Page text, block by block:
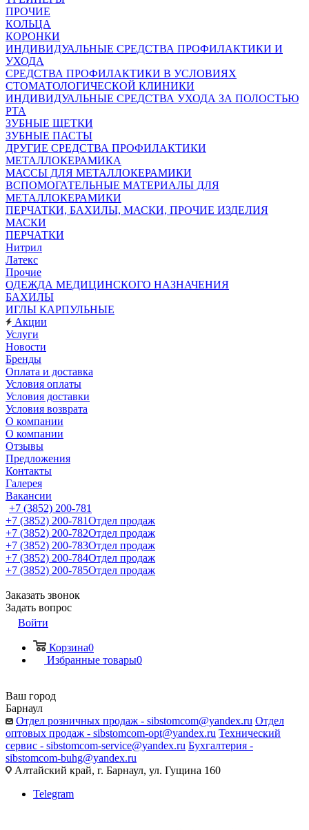
ПРОЧИЕ
КОЛЬЦА
КОРОНКИ
ИНДИВИДУАЛЬНЫЕ СРЕДСТВА ПРОФИЛАКТИКИ И
УХОДА
СРЕДСТВА ПРОФИЛАКТИКИ В УСЛОВИЯХ
СТОМАТОЛОГИЧЕСКОЙ КЛИНИКИ
ИНДИВИДУАЛЬНЫЕ СРЕДСТВА УХОДА ЗА ПОЛОСТЬЮ
РТА
ЗУБНЫЕ ЩЕТКИ
ЗУБНЫЕ ПАСТЫ
ДРУГИЕ СРЕДСТВА ПРОФИЛАКТИКИ
МЕТАЛЛОКЕРАМИКА
МАССЫ ДЛЯ МЕТАЛЛОКЕРАМИКИ
ВСПОМОГАТЕЛЬНЫЕ МАТЕРИАЛЫ ДЛЯ
МЕТАЛЛОКЕРАМИКИ
ПЕРЧАТКИ, БАХИЛЫ, МАСКИ, ПРОЧИЕ ИЗДЕЛИЯ
МАСКИ
ПЕРЧАТКИ
Нитрил
Латекс
Прочие
ОДЕЖДА МЕДИЦИНСКОГО НАЗНАЧЕНИЯ
БАХИЛЫ
ИГЛЫ КАРПУЛЬНЫЕ
Акции
Услуги
Новости
Бренды
Оплата и доставка
Условия оплаты
Условия доставки
Условия возврата
О компании
О компании
Отзывы
Предложения
Контакты
Галерея
Вакансии
+7 (3852) 200-781
+7 (3852) 200-781Отдел продаж
+7 (3852) 200-782Отдел продаж
+7 (3852) 200-783Отдел продаж
+7 (3852) 200-784Отдел продаж
+7 (3852) 200-785Отдел продаж
Заказать звонок
Задать вопрос
Войти
Корзина0
Избранные товары0
Ваш город
Барнаул
Отдел розничных продаж - sibstomcom@yandex.ru Отдел
оптовых продаж - sibstomcom-opt@yandex.ru Технический
сервис - sibstomcom-service@yandex.ru Бухгалтерия -
sibstomcom-buhg@yandex.ru
Алтайский край, г. Барнаул, ул. Гущина 160
Telegram